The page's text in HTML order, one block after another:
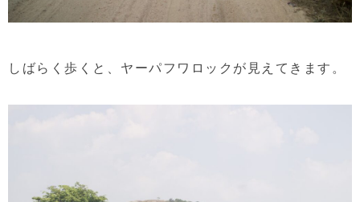
しばらく歩くと、ヤーパフワロックが見えてきます。